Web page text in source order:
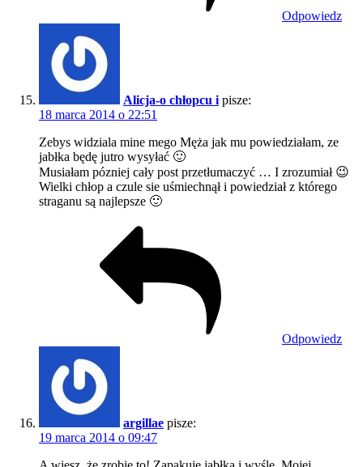
Odpowiedz
Alicja-o chłopcu i pisze:
18 marca 2014 o 22:51
Zebys widziala mine mego Męża jak mu powiedziałam, ze
jabłka będę jutro wysyłać 🙂
Musiałam pózniej cały post przetłumaczyć … I zrozumiał 😉
Wielki chłop a czule sie uśmiechnął i powiedział z którego
straganu są najlepsze 🙂
Odpowiedz
argillae pisze:
19 marca 2014 o 09:47